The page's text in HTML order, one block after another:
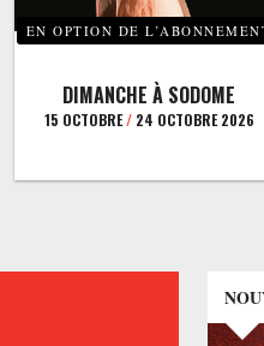
EN OPTION DE
DIMANCHE À SODOME
15 OCTOBRE/24 OCTOBRE 2026